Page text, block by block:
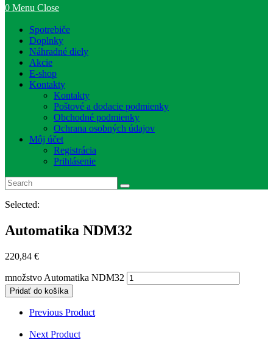
0 Menu Close
Spotrebiče
Doplnky
Náhradné diely
Akcie
E-shop
Kontakty
Kontakty
Poštové a dodacie podmienky
Obchodné podmienky
Ochrana osobných údajov
Môj účet
Registrácia
Prihlásenie
Selected:
Automatika NDM32
220,84 €
množstvo Automatika NDM32
Pridať do košíka
Previous Product
Next Product